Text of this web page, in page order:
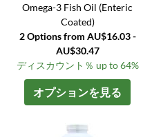
Omega-3 Fish Oil (Enteric
Coated)
2 Options from AU$16.03 -
AU$30.47
ディスカウント％ up to 64%
オプションを見る